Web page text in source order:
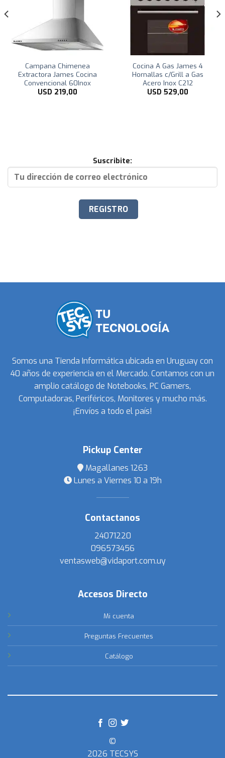
Campana Chimenea
Extractora James Cocina
Convencional 60Inox
USD 219,00
Cocina A Gas James 4
Hornallas c/Grill a Gas
Acero Inox C212
USD 529,00
Suscribite:
Somos una Tienda Informática ubicada en Uruguay con
40 años de experiencia en el Mercado. Contamos con un
amplio catálogo de Notebooks, PC Gamers,
Computadoras, Periféricos, Monitores y mucho más.
¡Envíos a todo el país!
Pickup Center
Magallanes 1263
Lunes a Viernes 10 a 19h
Contactanos
24071220
096573456
ventasweb@vidaport.com.uy
Accesos Directo
Mi cuenta
Preguntas Frecuentes
Catálogo
©
2026 TECSYS